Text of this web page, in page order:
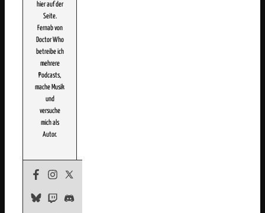
hier auf der
Seite.
Fernab von
Doctor Who
betreibe ich
mehrere
Podcasts,
mache Musik
und
versuche
mich als
Autor.